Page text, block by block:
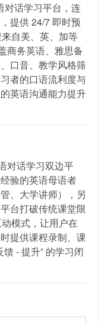
对话学习平台，连
提供 24/7 即时预
自美、英、加等
商务英语、雅思备
口音、教学风格筛
者的口语流利度与
英语沟通能力提升
对话学习双边平
验的英语母语者
、大学讲师），另
台打破传统课堂限
模式，让用户在
提供课程录制、课
- 提升” 的学习闭